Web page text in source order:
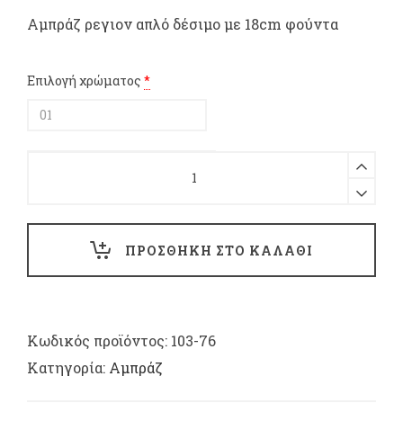
Αμπράζ ρεγιον απλό δέσιμο με 18cm φούντα
Επιλογή χρώματος *
δέσιμο
φούντα
ΠΡΟΣΘΗΚΗ ΣΤΟ ΚΑΛΑΘΙ
Κωδικός προϊόντος: 103-76
Κατηγορία: Αμπράζ